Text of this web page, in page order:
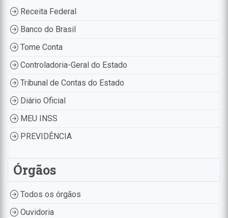
Receita Federal
Banco do Brasil
Tome Conta
Controladoria-Geral do Estado
Tribunal de Contas do Estado
Diário Oficial
MEU INSS
PREVIDÊNCIA
Órgãos
Todos os órgãos
Ouvidoria